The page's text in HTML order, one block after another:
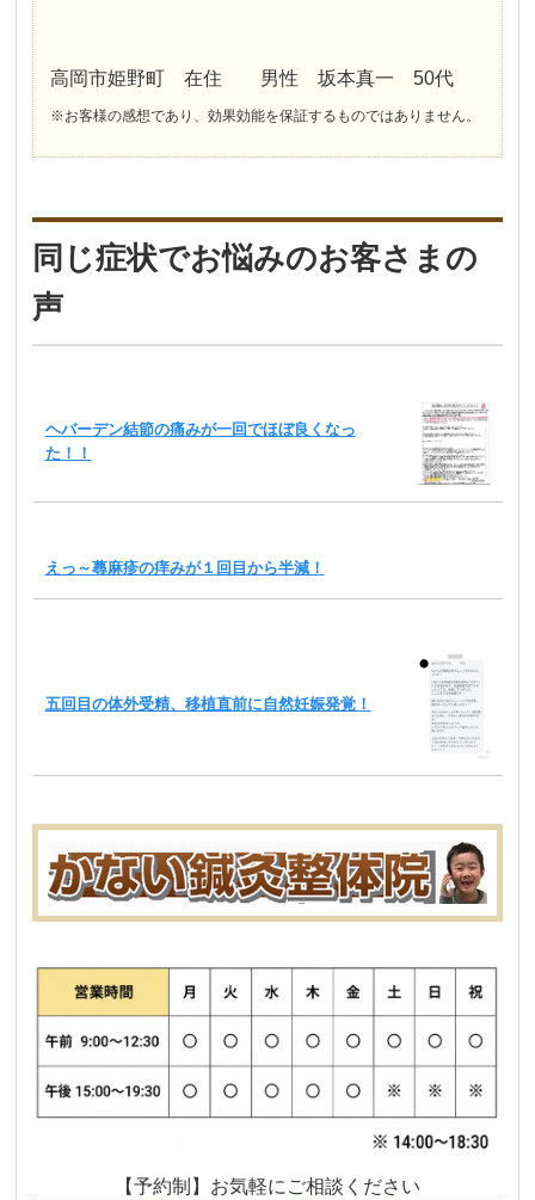
高岡市姫野町 在住 男性 坂本真一 50代
※お客様の感想であり、効果効能を保証するものではありません。
同じ症状でお悩みのお客さまの
声
ヘバーデン結節の痛みが一回でほぼ良くなっ
た！！
えっ～蕁麻疹の痒みが１回目から半減！
五回目の体外受精、移植直前に自然妊娠発覚！
【予約制】お気軽にご相談ください